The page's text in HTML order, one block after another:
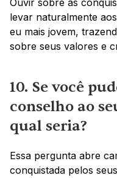
Ouvir sobre as
levar naturalmente
eu mais jovem,
sobre seus valores e
10. Se você
conselho ao
qual seria?
Essa pergunta abre
conquistada pelos